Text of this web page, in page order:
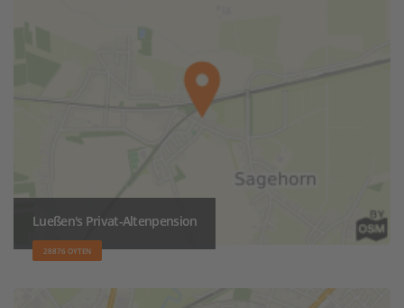
Lueßen's Privat-Altenpension
28876 OYTEN